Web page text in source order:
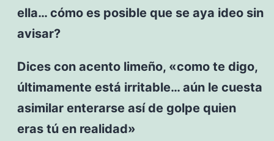
ella… cómo es posible que se aya ideo sin
avisar?
Dices con acento limeño, «como te digo,
últimamente está irritable… aún le cuesta
asimilar enterarse así de golpe quien
eras tú en realidad»